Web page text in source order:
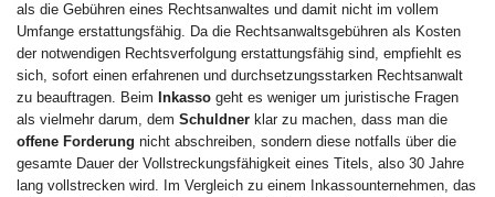
als die Gebühren eines Rechtsanwaltes und damit nicht im vollem
Umfange erstattungsfähig. Da die Rechtsanwaltsgebühren als Kosten
der notwendigen Rechtsverfolgung erstattungsfähig sind, empfiehlt es
sich, sofort einen erfahrenen und durchsetzungsstarken Rechtsanwalt
zu beauftragen. Beim Inkasso geht es weniger um juristische Fragen
als vielmehr darum, dem Schuldner klar zu machen, dass man die
offene Forderung nicht abschreiben, sondern diese notfalls über die
gesamte Dauer der Vollstreckungsfähigkeit eines Titels, also 30 Jahre
lang vollstrecken wird. Im Vergleich zu einem Inkassounternehmen, das